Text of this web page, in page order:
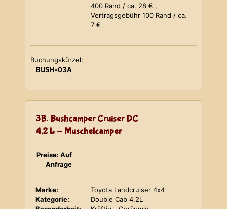
400 Rand / ca. 28 € ,
Vertragsgebühr 100 Rand / ca.
7 €
Buchungskürzel:
BUSH-03A
3B. Bushcamper Cruiser DC
4,2 L - Muschelcamper
Preise: Auf
Anfrage
Marke:
Toyota Landcruiser 4x4
Kategorie:
Double Cab 4,2L